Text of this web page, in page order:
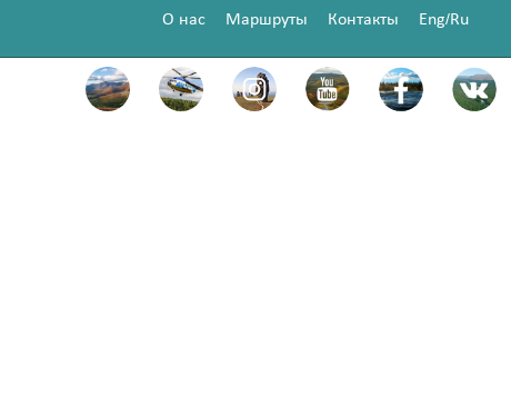
О нас Маршруты Контакты Eng/Ru